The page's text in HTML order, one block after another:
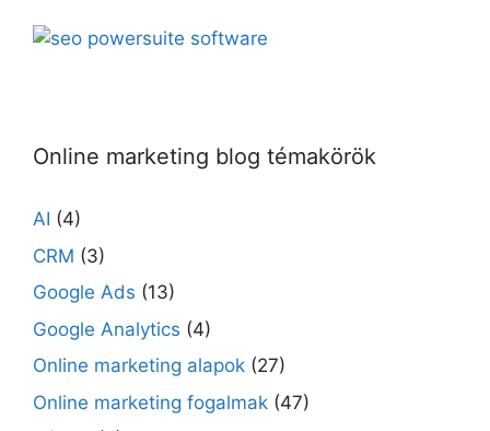
Online marketing blog témakörök
AI (4)
CRM (3)
Google Ads (13)
Google Analytics (4)
Online marketing alapok (27)
Online marketing fogalmak (47)